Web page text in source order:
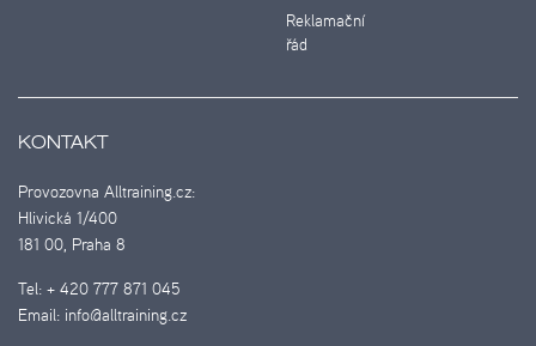
Reklamační
řád
KONTAKT
Provozovna Alltraining.cz:
Hlivická 1/400
181 00, Praha 8
Tel: + 420 777 871 045
Email: info@alltraining.cz